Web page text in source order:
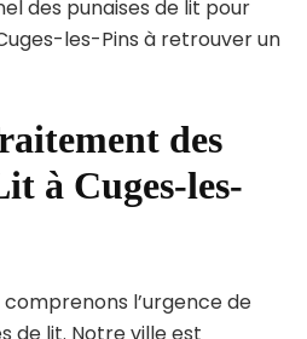
des punaises de lit pour
les-Pins à retrouver un
des
à Cuges-les-
l’urgence de
de lit. Notre ville est